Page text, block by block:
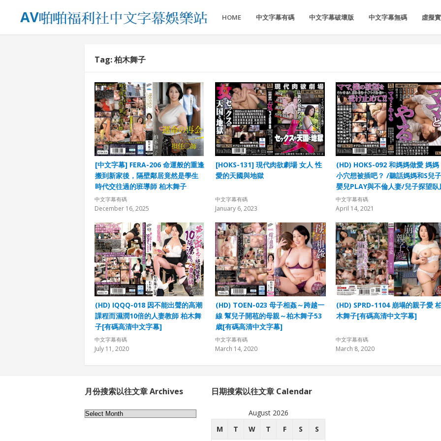
HOME 中文字幕有碼 中文字幕破壞版 中文字幕無碼 虛擬
Tag:柏木舞子
[中文字幕] FERA-206 命運般的重逢
搬到新家後，隔壁鄰居竟然是學生
時代交往過的班導師 柏木舞子
中文字幕有碼
December 16, 2025
[HOKS-131] 現代肉欲劇場 女人 性
愛的天國與地獄
中文字幕有碼
January 6, 2023
(HD) HOKS-092 和媽媽做愛 媽媽
小穴想被插吧？ /聽話媽媽和S兒
嬰兒PLAY與不倫人妻/兒子探望臥
媽媽/媽媽超愛我的肉棒[有碼高清
文字幕]
中文字幕有碼
April 14, 2021
(HD) IQQQ-018 因不能出聲的高潮
課程而濕潤10倍的人妻教師 柏木舞
子[有碼高清中文字幕]
中文字幕有碼
July 11, 2020
(HD) TOEN-023 母子相姦～跨越一
線 幫兒子開苞的母親～柏木舞子53
歳[有碼高清中文字幕]
中文字幕有碼
March 14, 2020
(HD) SPRD-1104 崩塌的親子愛
木舞子[有碼高清中文字幕]
中文字幕有碼
March 8, 2020
月份搜索以往文章 Archives
月
日期搜索以往文章 Calendar
August 2026
M
T W T F S S